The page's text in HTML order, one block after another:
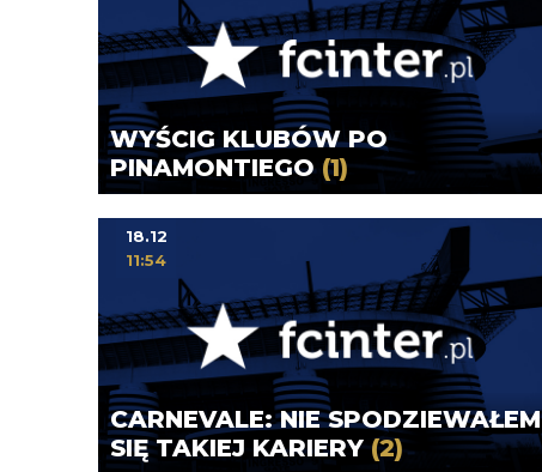
WYŚCIG KLUBÓW PO
PINAMONTIEGO (1)
CARNEVALE: NIE SPODZIEWAŁEM
SIĘ TAKIEJ KARIERY (2)
18.12
11:54